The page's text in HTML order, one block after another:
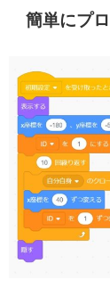
簡単にプ